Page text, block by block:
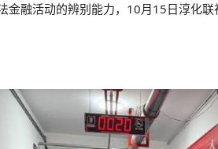
融活动的辨别能力，10月15日淳化